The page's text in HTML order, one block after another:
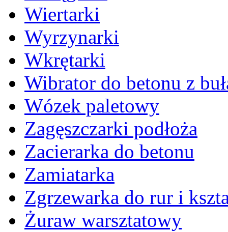
Wiertarki
Wyrzynarki
Wkrętarki
Wibrator do betonu z
Wózek paletowy
Zagęszczarki podłoża
Zacierarka do betonu
Zamiatarka
Zgrzewarka do rur i
Żuraw warsztatowy